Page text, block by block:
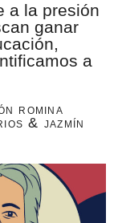
a la presión
ganar
a
romina
& jazmín